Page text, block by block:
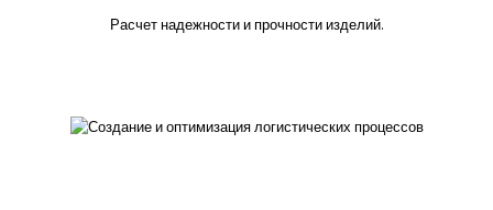
Расчет надежности и прочности изделий.